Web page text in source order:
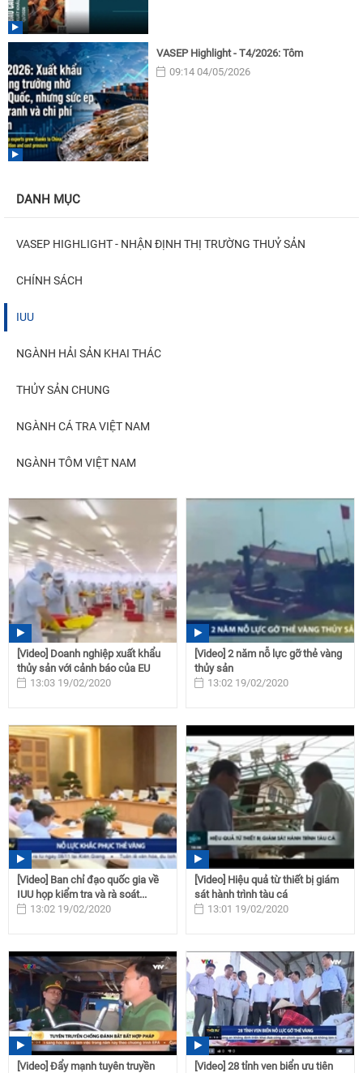
VASEP Highlight - T4/2026: Tôm
09:14 04/05/2026
DANH MỤC
VASEP HIGHLIGHT - NHẬN ĐỊNH THỊ TRƯỜNG THUỶ SẢN
CHÍNH SÁCH
IUU
NGÀNH HẢI SẢN KHAI THÁC
THỦY SẢN CHUNG
NGÀNH CÁ TRA VIỆT NAM
NGÀNH TÔM VIỆT NAM
[Video] Doanh nghiệp xuất khẩu
thủy sản với cảnh báo của EU
13:03 19/02/2020
[Video] 2 năm nỗ lực gỡ thẻ vàng
thủy sản
13:02 19/02/2020
[Video] Ban chỉ đạo quốc gia về
IUU họp kiểm tra và rà soát...
13:02 19/02/2020
[Video] Hiệu quả từ thiết bị giám
sát hành trình tàu cá
13:01 19/02/2020
[Video] Đẩy mạnh tuyên truyền
[Video] 28 tỉnh ven biển ưu tiên